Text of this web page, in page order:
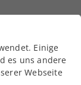
Einige
es uns andere
Webseite